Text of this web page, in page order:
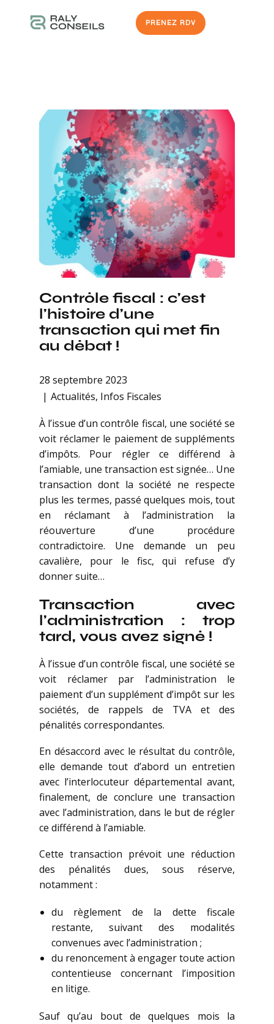
PRENEZ RDV
Contrôle fiscal : c’est
l’histoire d’une
transaction qui met fin
au débat !
28 septembre 2023
Actualités, Infos Fiscales
À l’issue d’un contrôle fiscal, une société se
voit réclamer le paiement de suppléments
d’impôts. Pour régler ce différend à
l’amiable, une transaction est signée… Une
transaction dont la société ne respecte
plus les termes, passé quelques mois, tout
en réclamant à l’administration la
réouverture d’une procédure
contradictoire. Une demande un peu
cavalière, pour le fisc, qui refuse d’y
donner suite…
Transaction avec
l’administration : trop
tard, vous avez signé !
À l’issue d’un contrôle fiscal, une société se
voit réclamer par l’administration le
paiement d’un supplément d’impôt sur les
sociétés, de rappels de TVA et des
pénalités correspondantes.
En désaccord avec le résultat du contrôle,
elle demande tout d’abord un entretien
avec l’interlocuteur départemental avant,
finalement, de conclure une transaction
avec l’administration, dans le but de régler
ce différend à l’amiable.
Cette transaction prévoit une réduction
des pénalités dues, sous réserve,
notamment :
du règlement de la dette fiscale
restante, suivant des modalités
convenues avec l’administration ;
du renoncement à engager toute action
contentieuse concernant l’imposition
en litige.
Sauf qu’au bout de quelques mois la